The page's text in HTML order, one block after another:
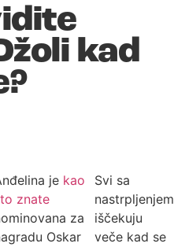
kad
je kao
znate
za
Oskar
Svi sa
nastrpljenjem
iščekuju
veče kad se